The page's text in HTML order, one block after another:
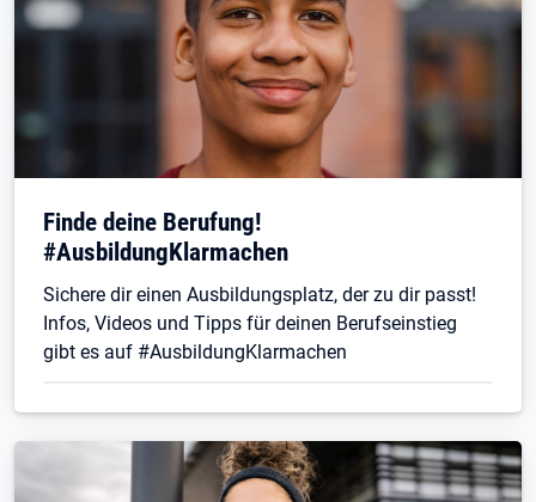
Finde deine Berufung!
#AusbildungKlarmachen
Sichere dir einen Ausbildungsplatz, der zu dir passt!
Infos, Videos und Tipps für deinen Berufseinstieg
gibt es auf #AusbildungKlarmachen